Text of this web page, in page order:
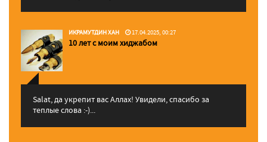
ИКРАМУТДИН ХАН 17.04.2025, 00:27
10 лет с моим хиджабом
Salat, да укрепит вас Аллаx! Увидели, спасибо за
теплые слова :-)...